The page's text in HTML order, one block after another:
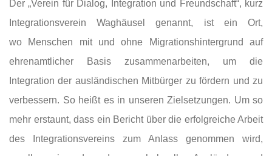
Der „Verein für Dialog, Integration und Freundschaft“, kurz
Integrationsverein Waghäusel genannt, ist ein Ort,
wo Menschen mit und ohne Migrationshintergrund auf
ehrenamtlicher Basis zusammenarbeiten, um die
Integration der ausländischen Mitbürger zu fördern und zu
verbessern. So heißt es in unseren Zielsetzungen. Um so
mehr erstaunt, dass ein Bericht über die erfolgreiche Arbeit
des Integrationsvereins zum Anlass genommen wird,